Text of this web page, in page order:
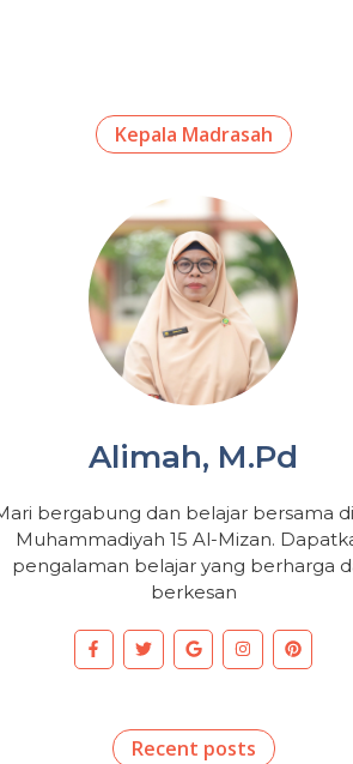
Kepala Madrasah
Alimah, M.Pd
bergabung dan belajar bersama
Muhammadiyah 15 Al-Mizan.
pengalaman belajar yang berharga
berkesan
Recent posts